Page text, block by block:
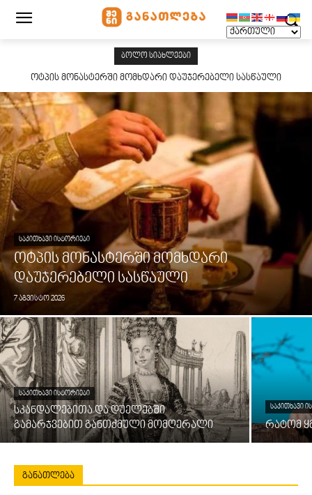
ᲑᲝᲚᲝ ᲡᲘᲐᲮᲚᲔᲔᲑᲘ
ოტპის მონასტერში მომხდარი დაუჯერებელი სასწაული
ᲡᲐᲙᲘᲗᲮᲐᲕᲘ ᲘᲡᲢᲝᲠᲘᲔᲑᲘ
ოტპის მონასტერში მომხდარი
დაუჯერებელი სასწაული
7 აგვისტო 2026
ᲡᲐᲙᲘᲗᲮᲐᲕᲘ ᲘᲡᲢᲝᲠᲘᲔᲑᲘ
სკანდალებითა და დუელებში
გამარჯვებით განთქმული მომღერალი
ᲡᲐᲙᲘᲗᲮᲐᲕᲘ
რატომ
ᲒᲐᲜᲐᲗᲚᲔᲑᲐ